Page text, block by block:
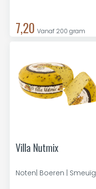
7,20 Vanaf 200 gram
Villa Nutmix
Noten| Boeren | Smeuïg